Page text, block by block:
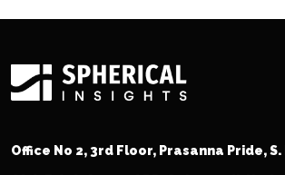
Office No 2, 3rd Floor, Prasanna Pride, S.